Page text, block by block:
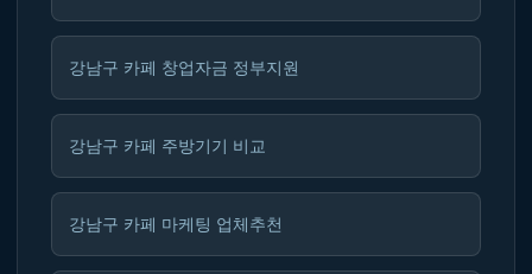
강남구 카페 창업자금 정부지원
강남구 카페 주방기기 비교
강남구 카페 마케팅 업체추천